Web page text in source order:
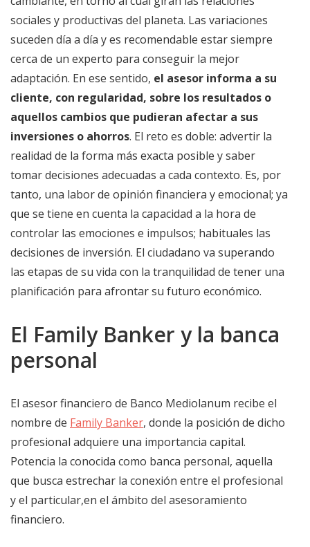
sociales y productivas del planeta. Las variaciones
suceden día a día y es recomendable estar siempre
cerca de un experto para conseguir la mejor
adaptación. En ese sentido, el asesor informa a su
cliente, con regularidad, sobre los resultados o
aquellos cambios que pudieran afectar a sus
inversiones o ahorros. El reto es doble: advertir la
realidad de la forma más exacta posible y saber
tomar decisiones adecuadas a cada contexto. Es, por
tanto, una labor de opinión financiera y emocional; ya
que se tiene en cuenta la capacidad a la hora de
controlar las emociones e impulsos; habituales las
decisiones de inversión. El ciudadano va superando
las etapas de su vida con la tranquilidad de tener una
planificación para afrontar su futuro económico.
El Family Banker y la banca
personal
El asesor financiero de Banco Mediolanum recibe el
nombre de Family Banker, donde la posición de dicho
profesional adquiere una importancia capital.
Potencia la conocida como banca personal, aquella
que busca estrechar la conexión entre el profesional
y el particular,en el ámbito del asesoramiento
financiero.